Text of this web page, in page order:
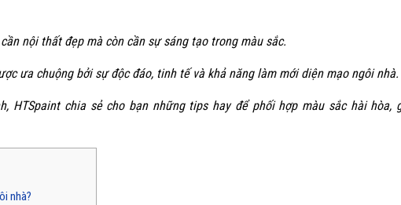
nội thất đẹp mà còn cần sự sáng tạo trong màu sắc.
ưa chuộng bởi sự độc đáo, tinh tế và khả năng làm mới diện mạo ngôi nhà.
HTSpaint chia sẻ cho bạn những tips hay để phối hợp màu sắc hài hòa,
nhà?